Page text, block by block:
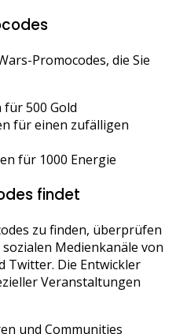
Promocodes, die Sie
für 500 Gold
für einen zufälligen
für 1000 Energie
findet
zu finden, überprüfen
Medienkanäle von
Twitter. Die Entwickler
Veranstaltungen
und Communities